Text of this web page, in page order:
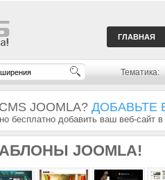
ГЛАВНАЯ
Тематика:
JOOMLA? ДОБАВЬТЕ
бесплатно добавить ваш веб-сайт
JOOMLA!